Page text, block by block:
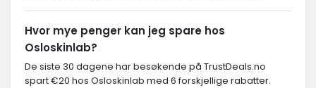
Hvor mye penger kan jeg spare hos
Osloskinlab?
De siste 30 dagene har besøkende på TrustDeals.no
spart €20 hos Osloskinlab med 6 forskjellige rabatter.